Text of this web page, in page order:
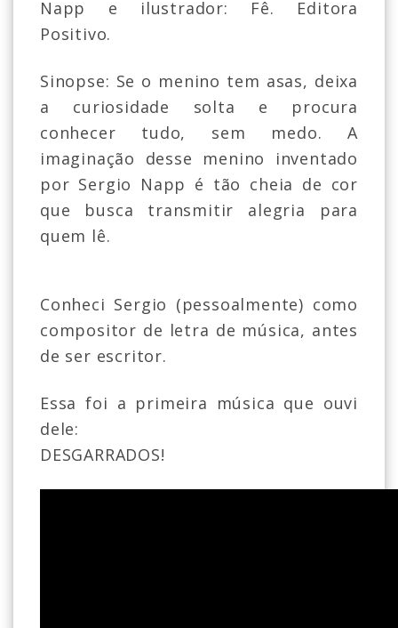
Napp e ilustrador: Fê. Editora
Positivo.
Sinopse: Se o menino tem asas, deixa
a curiosidade solta e procura
conhecer tudo, sem medo. A
imaginação desse menino inventado
por Sergio Napp é tão cheia de cor
que busca transmitir alegria para
quem lê.
Conheci Sergio (pessoalmente) como
compositor de letra de música, antes
de ser escritor.
Essa foi a primeira música que ouvi
dele:
DESGARRADOS!